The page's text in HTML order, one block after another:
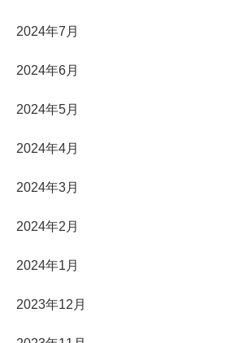
2024年7月
2024年6月
2024年5月
2024年4月
2024年3月
2024年2月
2024年1月
2023年12月